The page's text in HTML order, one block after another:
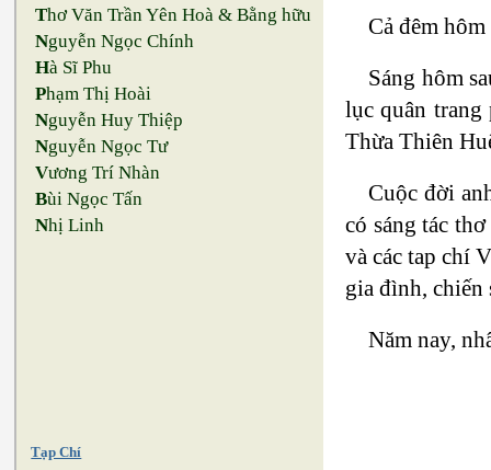
Thơ Văn Trần Yên Hoà & Bằng hữu
Nguyễn Ngọc Chính
Hà Sĩ Phu
Phạm Thị Hoài
Nguyễn Huy Thiệp
Nguyễn Ngọc Tư
Vương Trí Nhàn
Bùi Ngọc Tấn
Nhị Linh
Tạp Chí
Cả đêm
Sáng hôm
lục quân
Thừa Thiên
Cuộc đời
có sáng tác
và các tap chí
gia đình, chiến
Năm nay,